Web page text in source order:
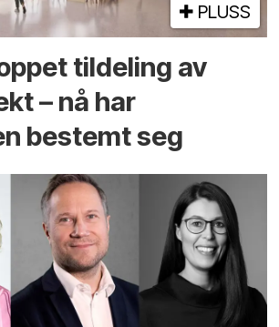
PLUSS
tildeling av
– nå har
bestemt seg